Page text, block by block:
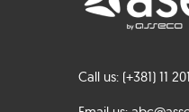
Call us: (+381) 11